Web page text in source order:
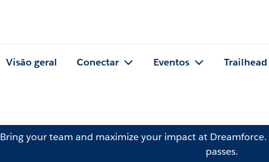
Visão geral Conectar Eventos Trailhead
Bring your team and maximize your impact at Dreamforce.
passes.